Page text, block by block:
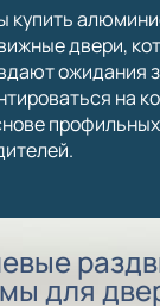
купить
двери,
ожидания
на
для